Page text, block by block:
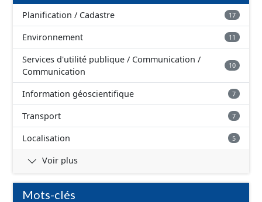
Planification / Cadastre 17
Environnement 11
Services d'utilité publique / Communication /
Communication
10
Information géoscientifique 7
Transport 7
Localisation 5
Voir plus
Mots-clés